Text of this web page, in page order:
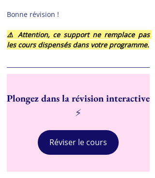
Bonne révision !
⚠️ Attention, ce support ne remplace pas
les cours dispensés dans votre programme.
Plongez dans la révision interactive
⚡
Réviser le cours